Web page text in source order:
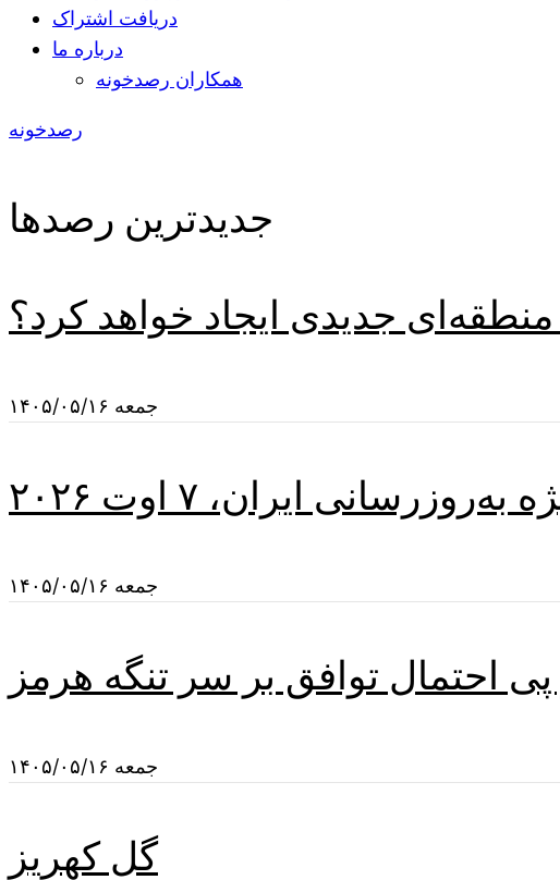
دریافت اشتراک
درباره ما
همکاران رصدخونه
رصدخونه
جدیدترین رصدها
منطقه‌ای جدیدی ایجاد خواهد کرد؟
جمعه ۱۴۰۵/۰۵/۱۶
ایران، ۷ اوت ۲۰۲۶
جمعه ۱۴۰۵/۰۵/۱۶
احتمال توافق بر سر تنگه هرمز
جمعه ۱۴۰۵/۰۵/۱۶
گل کهریز